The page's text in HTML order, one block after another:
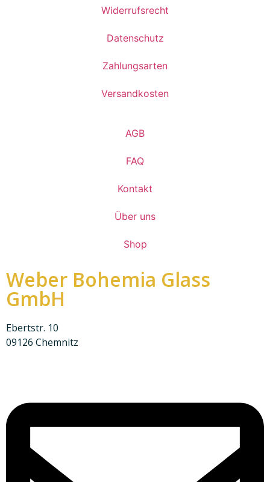
Widerrufsrecht
Datenschutz
Zahlungsarten
Versandkosten
AGB
FAQ
Kontakt
Über uns
Shop
Weber Bohemia Glass
GmbH
Ebertstr. 10
09126 Chemnitz